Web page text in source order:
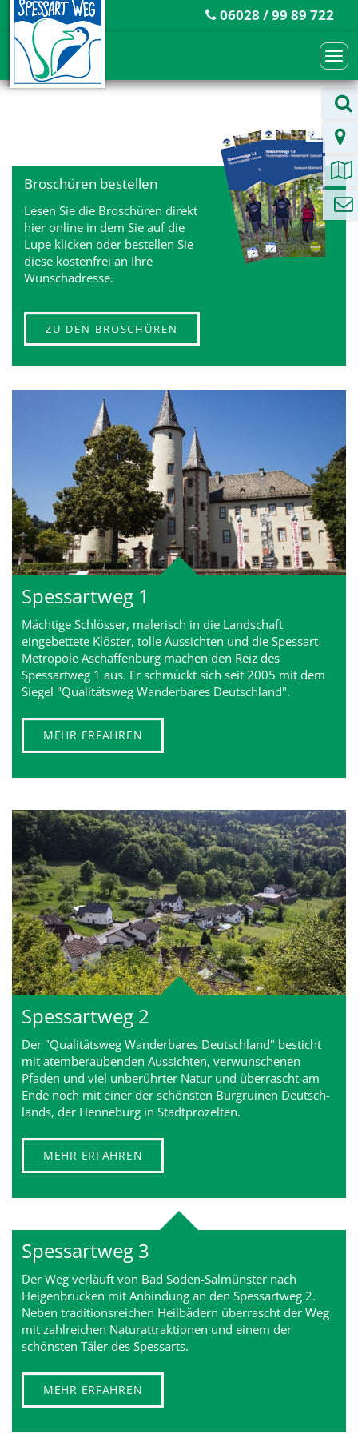
06028 / 99 89 722
Broschüren bestellen
Lesen Sie die Broschüren direkt
hier online in dem Sie auf die
Lupe klicken oder bestellen Sie
diese kostenfrei an Ihre
Wunschadresse.
ZU DEN BROSCHÜREN
Spessartweg 1
Mächtige Schlösser, malerisch in die Landschaft
eingebettete Klöster, tolle Aussichten und die Spessart-
Metropole Aschaffenburg machen den Reiz des
Spessartweg 1 aus. Er schmückt sich seit 2005 mit dem
Siegel "Qualitätsweg Wanderbares Deutschland".
MEHR ERFAHREN
Spessartweg 2
Der "Qualitätsweg Wanderbares Deutschland" besticht
mit atem­beraubenden Aussichten, ver­wunschenen
Pfaden und viel un­berührter Natur und überrascht am
Ende noch mit einer der schöns­ten Burgruinen Deutsch­
lands, der Henneburg in Stadtprozelten.
MEHR ERFAHREN
Spessartweg 3
Der Weg verläuft von Bad Soden-Salmünster nach
Heigenbrücken mit Anbindung an den Spessartweg 2.
Neben traditionsreichen Heilbädern überrascht der Weg
mit zahlreichen Naturattraktionen und einem der
schönsten Täler des Spessarts.
MEHR ERFAHREN